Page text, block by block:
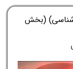
(بخش